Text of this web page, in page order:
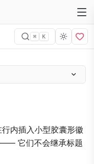
⌘ K
内插入小型胶囊形徽
它们不会继承标题